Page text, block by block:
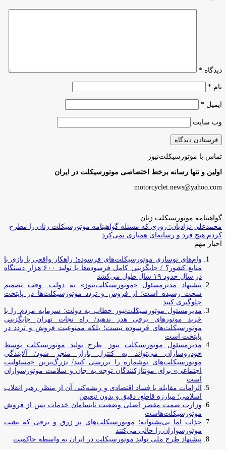
دیدگاه *
نام *
ایمیل *
وب‌ سایت
تماس با موتورسیکلت‌نیوز
اولین و تنها رسانه برخط اختصاصی موتورسیکلت در ایران
motorcyclet.news@yahoo.com
گواهینامه موتورسیکلت زنان
محمدعلی نژادیان: روزی که مسئله گواهینامه موتورسیکلت زنان را مطرح
کردم هیچ فرد و رسانه‌ای همیاری نمی‌کرد
اخبار مهم
وام‌های نوسازی موتورسیکلت‌های فرسوده؛ راهکار واقعی یا بازی با
منابع کشور؟ / جایگزینی کامل فرسوده‌ها با تولید ۶۰۰ هزار دستگاه
در سال حدود ۱۹ سال طول می‌کشد
پیشنهاد مدیرمسئول «موتورسیکلت‌نیوز» به دولت: وقت تصمیم
سخت رسیده است؛ از فروش و تردد موتورسیکلت‌ها در پایتخت
جلوگیری کنید
مدیرمسئول موتورسیکلت‌نیوز خطاب به دولت: سرمایه مردم را با
خرید موتورهای برقی هدر ندهید/ راه نجات تهران جایگزینی
موتورسیکلت‌های فرسوده نیست؛ بلکه ممنوعیت فروش و تردد در
پایتخت است
مدیرمسئول موتورسیکلت نیوز: طرح تولید موتورسیکلت توسط
خودروسازان می‌تواند به کنترل بازار منجر شود/ آلایندگی
موتورسیکلت‌های نوشماره را بررسی کنید/ بزرگ‌ترین «مسئولیت
اجتماعی» برای مونتاژکنندگان توجه به جان و سلامت موتورسواران
است
الزامات مقابله با فساد اقتصادی و ریشه‌کنی آن از منظر رهبر انقلاب
اسلامی؛ مبارزه قاطع، دقیق و بدون تبعیض
وزارت صمت مقصر اصلی وضعیت نابسامان خدمات پس از فروش
موتورسیکلت‌هاست
جذاب اما بی‌پشتوانه؛ موتورسیکلت‌های پر زرق‌ و برقی که پشت
موتورسواران را خالی می‌کنند
پیشنهاد طرح ملی تولید موتورسیکلت در ایران به واسطه حاکمیت